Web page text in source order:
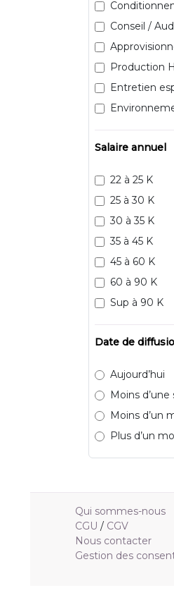
Conseil /
Production
Entretien
Salaire annuel
22 à 25 K
25 à 30 K
30 à 35 K
35 à 45 K
45 à 60 K
60 à 90 K
Sup à 90 K
Date de
Aujourd’hui
Moins
Moins d’un
Plus d’un
Qui sommes-nous
CGU / CGV
Nous contacter
Gestion des